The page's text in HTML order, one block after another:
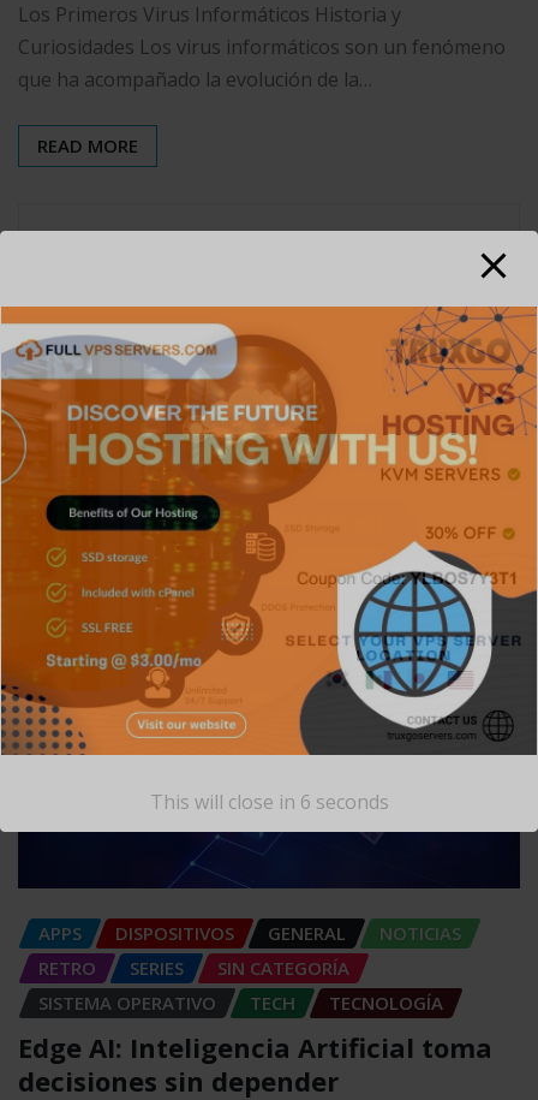
Los Primeros Virus Informáticos Historia y
Curiosidades Los virus informáticos son un fenómeno
que ha acompañado la evolución de la…
READ MORE
Go
YOU MAY HAVE MISSED
APPS DISPOSITIVOS GENERAL
NOTICIAS
RETRO
SERIES
SIN CATEGORÍA
SISTEMA OPERATIVO
TECH TECNOLOGÍA
Edge AI: Inteligencia Artificial toma
decisiones sin depender
This will close in 6 seconds